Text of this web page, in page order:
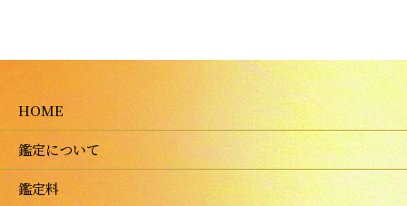
HOME
鑑定について
鑑定料